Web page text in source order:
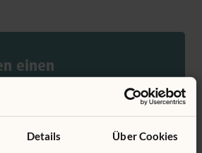
Details Über Cookies
einen
Raumplan?